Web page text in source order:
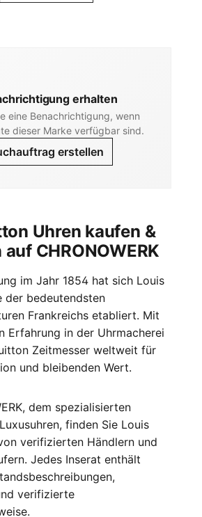
erhalten
eine Benachrichtigung, wenn
dieser Marke verfügbar sind.
erstellen
Uhren kaufen &
CHRONOWERK
im Jahr 1854 hat sich Louis
der bedeutendsten
Frankreichs etabliert. Mit
Erfahrung in der Uhrmacherei
Zeitmesser weltweit für
und bleibenden Wert.
dem spezialisierten
finden Sie Louis
verifizierten Händlern und
Jedes Inserat enthält
verifizierte